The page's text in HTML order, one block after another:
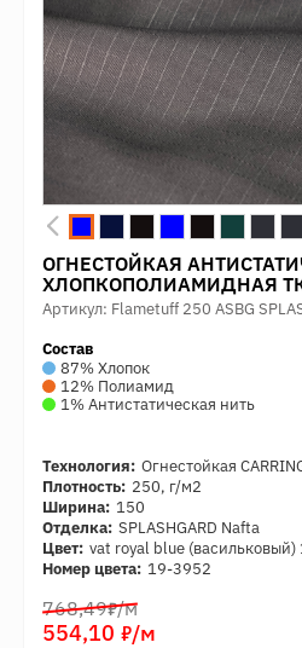
ОГНЕСТОЙКАЯ
ХЛОПКОПОЛИАМИДНАЯ
Артикул: Flametuff 250 ASBG
Состав
87% Хлопок
12% Полиамид
1% Антистатическая нить
Технология: Огнестойкая
Плотность: 250, г/м2
Ширина: 150
Отделка: SPLASHGARD Nafta
Цвет: vat royal blue
Номер цвета: 19-3952
554,10 7/м
768,497/м